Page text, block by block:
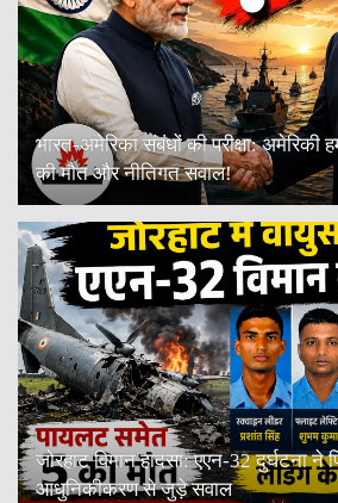
भारत-अमेरिका संबंधों की परीक्षा: अमेरिकी
की मौत और नीतिगत सवाल!
जोरहाट विमान हादसा: एएन-32 दुर्घटना ने
आधुनिकीकरण से जुड़े सवाल